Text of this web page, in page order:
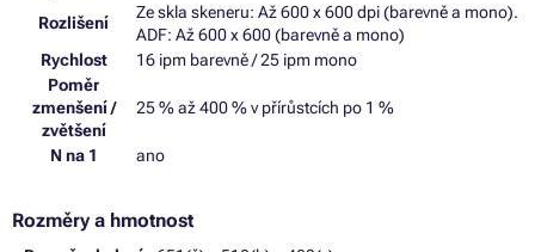
Rozlišení
Ze skla skeneru: Až 600 x 600 dpi (barevně a mono).
ADF: Až 600 x 600 (barevně a mono)
Rychlost
16 ipm barevně / 25 ipm mono
Poměr
zmenšení /
zvětšení
25 % až 400 % v přírůstcích po 1 %
N na 1 ano
Rozměry a hmotnost